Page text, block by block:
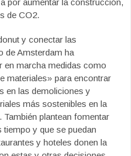
por aumentar la construcción,
de CO2.
y conectar las
de Amsterdam ha
en marcha medidas como
materiales» para encontrar
en las demoliciones y
más sostenibles en la
plantean fomentar
y que se puedan
y hoteles donen la